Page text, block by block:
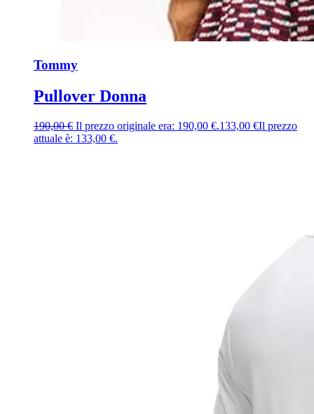
Tommy
Pullover Donna
190,00€ Il prezzo originale era: 190,00 €.133,00 €Il prezzo
attuale è: 133,00 €.